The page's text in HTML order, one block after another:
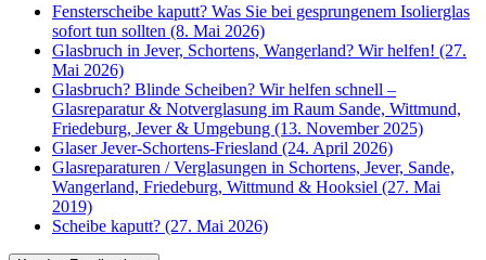
Fensterscheibe kaputt? Was Sie bei gesprungenem Isolierglas
sofort tun sollten (8. Mai 2026)
Glasbruch in Jever, Schortens, Wangerland? Wir helfen! (27.
Mai 2026)
Glasbruch? Blinde Scheiben? Wir helfen schnell –
Glasreparatur & Notverglasung im Raum Sande, Wittmund,
Friedeburg, Jever & Umgebung (13. November 2025)
Glaser Jever-Schortens-Friesland (24. April 2026)
Glasreparaturen / Verglasungen in Schortens, Jever, Sande,
Wangerland, Friedeburg, Wittmund & Hooksiel (27. Mai
2019)
Scheibe kaputt? (27. Mai 2026)